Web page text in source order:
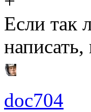
Если так
doc704